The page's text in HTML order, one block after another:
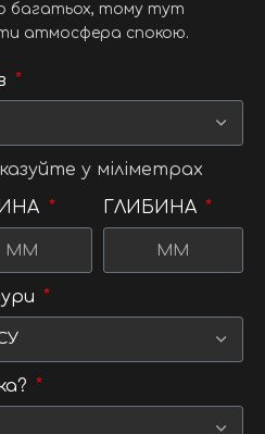
багатьох, тому тут
атмосфера спокою.
у міліметрах
ГЛИБИНА